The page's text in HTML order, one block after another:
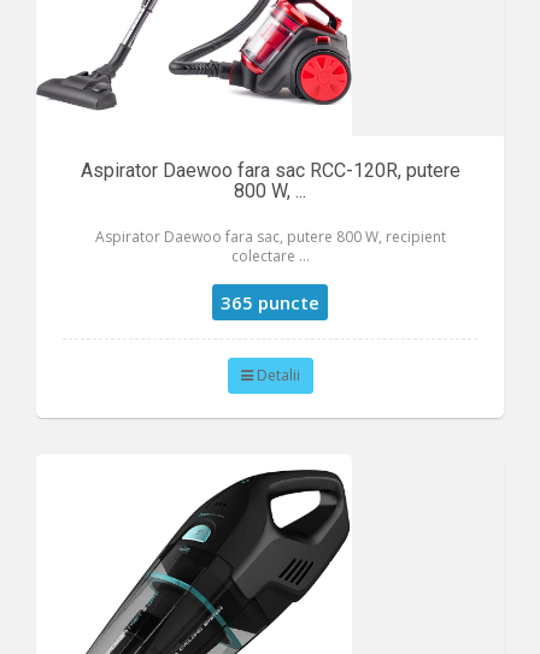
Aspirator Daewoo fara sac RCC-120R, putere
800 W, ...
Aspirator Daewoo fara sac, putere 800 W, recipient
colectare ...
365 puncte
Detalii